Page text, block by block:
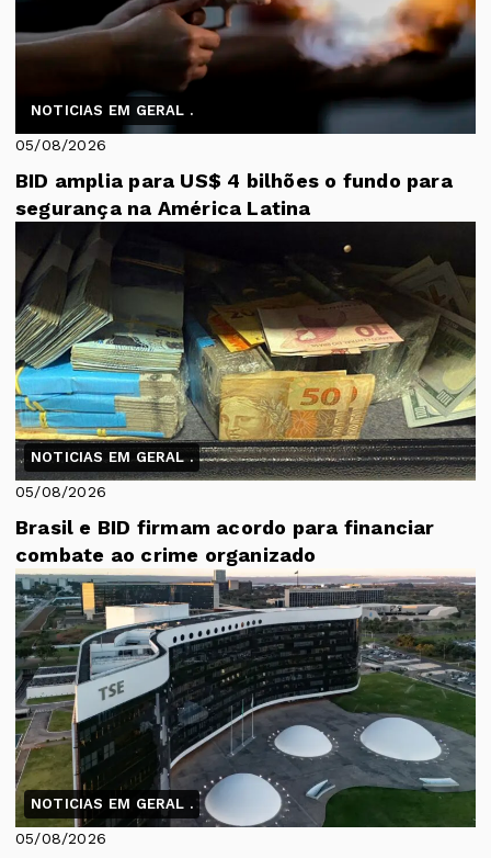
NOTICIAS EM GERAL .
05/08/2026
BID amplia para US$ 4 bilhões o fundo para
segurança na América Latina
NOTICIAS EM GERAL .
05/08/2026
Brasil e BID firmam acordo para financiar
combate ao crime organizado
NOTICIAS EM GERAL .
05/08/2026